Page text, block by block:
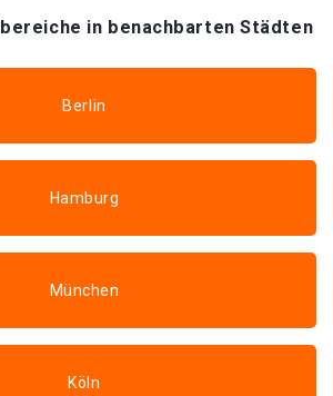
in benachbarten Städten
Berlin
Hamburg
München
Köln